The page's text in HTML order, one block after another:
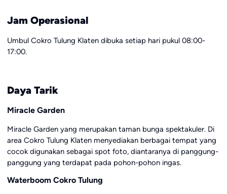
Jam Operasional
Umbul Cokro Tulung Klaten dibuka setiap hari pukul 08:00-
17:00.
Daya Tarik
Miracle Garden
Miracle Garden yang merupakan taman bunga spektakuler. Di
area Cokro Tulung Klaten menyediakan berbagai tempat yang
cocok digunakan sebagai spot foto, diantaranya di panggung-
panggung yang terdapat pada pohon-pohon ingas.
Waterboom Cokro Tulung